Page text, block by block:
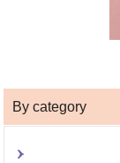
By category